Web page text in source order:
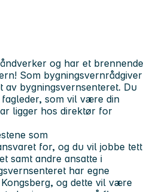
og har et brennende
Som bygningsvernrådgiver
bygningsvernsenteret. Du
som vil være din
ligger hos direktør for
som
for, og du vil jobbe tett
samt andre ansatte i
har egne
og dette vil være